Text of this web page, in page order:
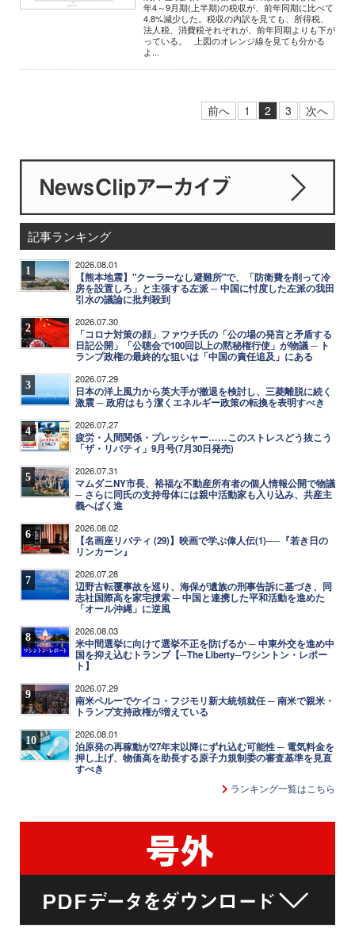
年4～9月期(上半期)の税収が、前年同期に比べて
4.8%減少した。税収の内訳を見ても、所得税、
法人税、消費税それぞれが、前年同期よりも下が
っている。 上図のオレンジ線を見ても分かる
よ...
前へ 1 2 3 次へ
記事ランキング
1 2026.08.01
【熊本地震】"クーラーなし避難所"で、「防衛費を削って冷
房を設置しろ」と主張する左派 ─ 中国に忖度した左派の我田
引水の議論に批判殺到
2 2026.07.30
「コロナ対策の顔」ファウチ氏の「公の場の発言と矛盾する
日記公開」「公聴会で100回以上の黙秘権行使」が物議 ─ ト
ランプ政権の最終的な狙いは「中国の責任追及」にある
3 2026.07.29
日本の洋上風力から英大手が撤退を検討し、三菱離脱に続く
激震 ─ 政府はもう潔くエネルギー政策の転換を表明すべき
4 2026.07.27
疲労・人間関係・プレッシャー……このストレスどう抜こう
「ザ・リバティ」9月号(7月30日発売)
5 2026.07.31
マムダニNY市長、裕福な不動産所有者の個人情報公開で物議
─ さらに同氏の支持母体には親中活動家も入り込み、共産主
義へばく進
6 2026.08.02
【名画座リバティ (29)】映画で学ぶ偉人伝(1)──『若き日の
リンカーン』
7 2026.07.28
辺野古転覆事故を巡り、海保が遺族の刑事告訴に基づき、同
志社国際高を家宅捜索 ─ 中国と連携した平和活動を進めた
「オール沖縄」に逆風
8 2026.08.03
米中間選挙に向けて選挙不正を防げるか ─ 中東外交を進め中
国を抑え込むトランプ【─The Liberty─ワシントン・レポー
ト】
9 2026.07.29
南米ペルーでケイコ・フジモリ新大統領就任 ─ 南米で親米・
トランプ支持政権が増えている
10 2026.08.01
泊原発の再稼動が27年末以降にずれ込む可能性 ─ 電気料金を
押し上げ、物価高を助長する原子力規制委の審査基準を見直
すべき
ランキング一覧はこちら